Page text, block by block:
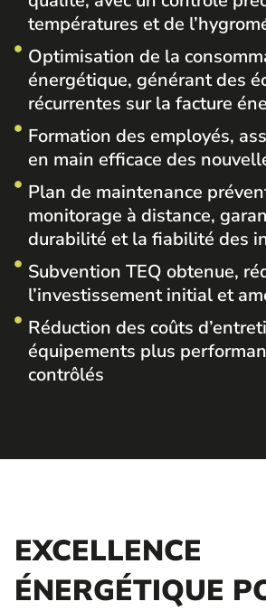
températures et de
Optimisation de la
énergétique, générant des
récurrentes sur la facture
Formation des employés,
en main efficace des
Plan de maintenance
monitorage à distance,
durabilité et la fiabilité des
Subvention TEQ obtenue,
l’investissement initial et
Réduction des coûts
équipements plus
contrôlés
EXCELLENCE
ÉNERGÉTIQUE